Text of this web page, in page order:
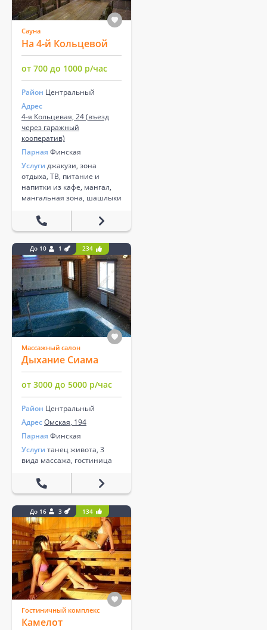
Сауна
На 4-й Кольцевой
от 700 до 1000 р/час
Район Центральный
Адрес
4-я Кольцевая, 24 (въезд
через гаражный
кооператив)
Парная Финская
Услуги джакузи, зона
отдыха, ТВ, питание и
напитки из кафе, мангал,
мангальная зона, шашлыки
До 10 1 234
Массажный салон
Дыхание Сиама
от 3000 до 5000 р/час
Район Центральный
АдресОмская, 194
Парная Финская
Услуги танец живота, 3
вида массажа, гостиница
До 16 3 134
Гостиничный комплекс
Камелот